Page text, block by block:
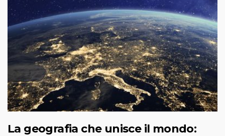
La geografia che unisce il mondo: